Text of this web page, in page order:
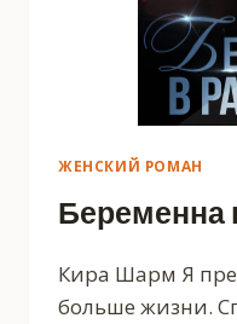
ЖЕНСКИЙ РОМАН
Беременна
Кира Шарм Я
больше жизни.